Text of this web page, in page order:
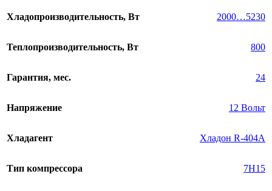
Хладопроизводительность, Вт 2000…5230
Теплопроизводительность, Вт 800
Гарантия, мес. 24
Напряжение 12 Вольт
Хладагент Хладон R-404A
Тип компрессора 7H15